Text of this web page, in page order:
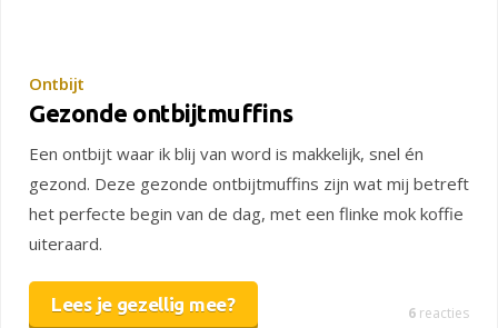
Ontbijt
Gezonde ontbijtmuffins
Een ontbijt waar ik blij van word is makkelijk, snel én
gezond. Deze gezonde ontbijtmuffins zijn wat mij betreft
het perfecte begin van de dag, met een flinke mok koffie
uiteraard.
Lees je gezellig mee? 6 reacties